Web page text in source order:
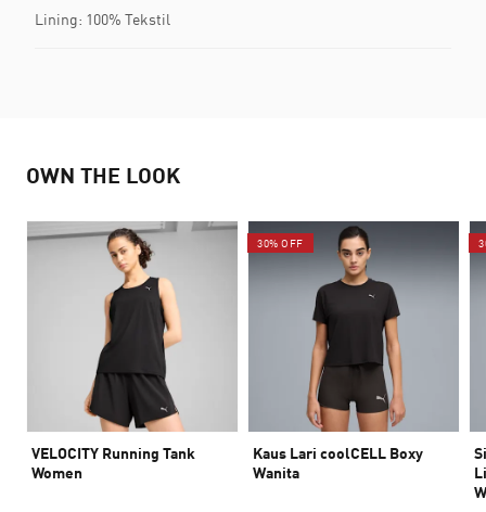
Lining: 100% Tekstil
OWN THE LOOK
VELOCITY Running Tank
Women
30% OFF
Kaus Lari coolCELL Boxy
Wanita